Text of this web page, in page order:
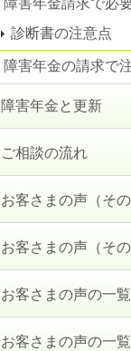
障害年金請求で必
診断書の注意点
障害年金の請求で
障害年金と更新
ご相談の流れ
お客さまの声（その
お客さまの声（その
お客さまの声の一覧
お客さまの声の一覧